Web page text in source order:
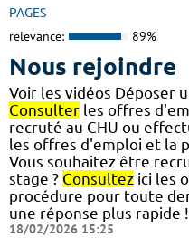
PAGES
relevance: 89%
Nous rejoindre
Voir les vidéos Déposer
Consulter les offres
recruté au CHU ou
les offres d'emploi et la
Vous souhaitez être
stage ? Consultez ici les
procédure pour toute
une réponse plus rapide
18/02/2026 15:25